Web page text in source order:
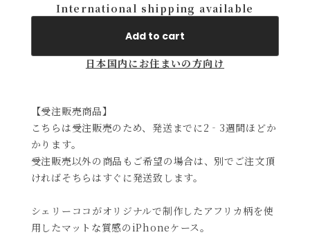
International shipping available
Add to cart
日本国内にお住まいの方向け
【受注販売商品】
こちらは受注販売のため、発送までに2‐3週間ほどか
かります。
受注販売以外の商品もご希望の場合は、別でご注文頂
ければそちらはすぐに発送致します。
シェリーココがオリジナルで制作したアフリカ柄を使
用したマットな質感のiPhoneケース。